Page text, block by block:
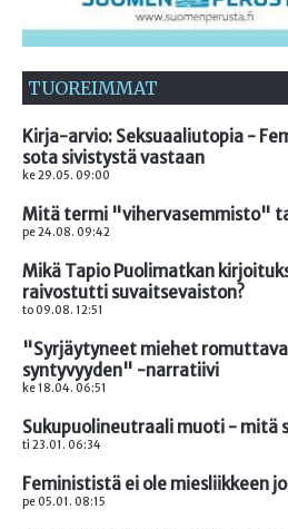
TUOREIMMAT
Kirja-arvio: Seksuaaliutopia -
sota sivistystä vastaan
ke 29.05. 09:00
Mitä termi "vihervasemmisto"
pe 24.08. 09:42
Mikä Tapio Puolimatkan
raivostutti suvaitsevaiston?
to 09.08. 12:51
"Syrjäytyneet miehet
syntyvyyden" -narratiivi
ke 18.04. 06:51
Sukupuolineutraali muoti - mitä
ti 23.01. 06:34
Feminististä ei ole miesliikkeen
pe 05.01. 08:15